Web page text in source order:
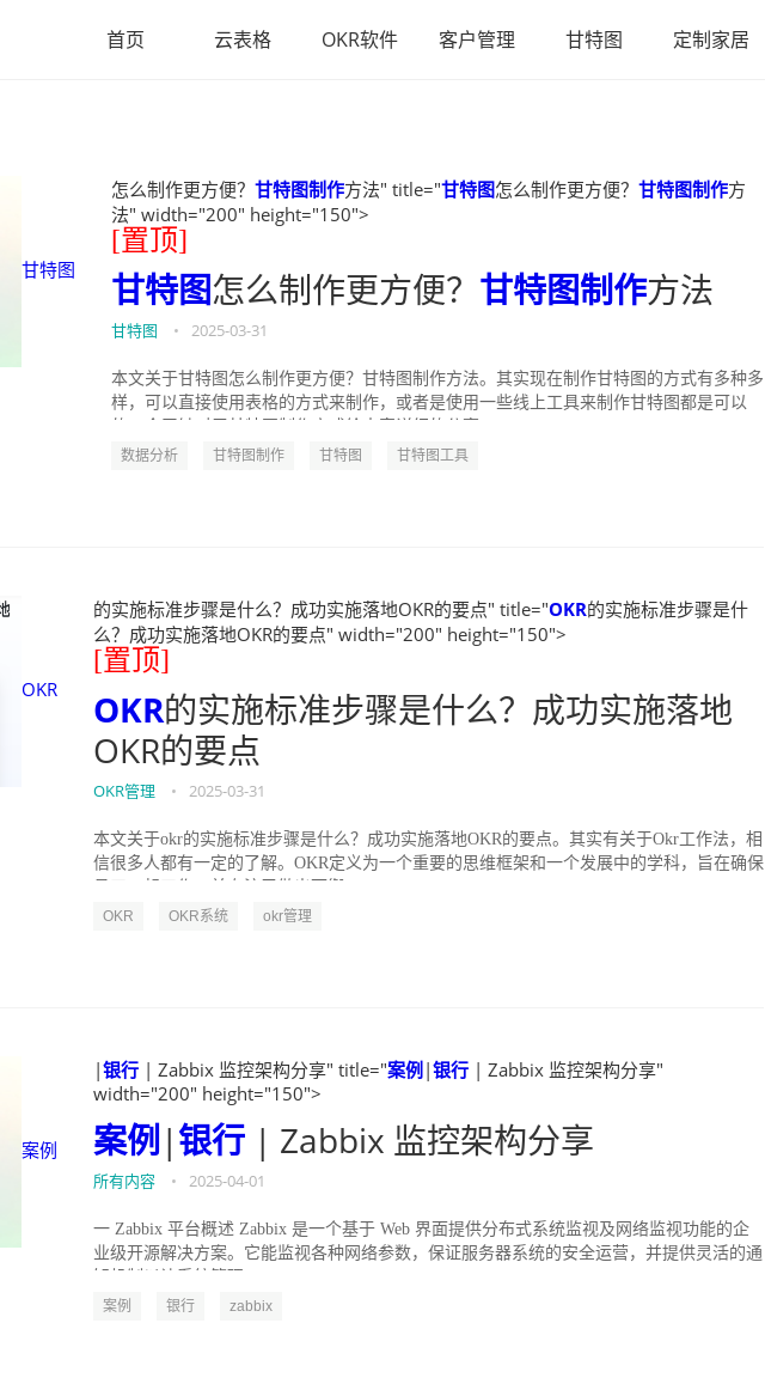
首页 云表格 OKR软件 客户管理 甘特图 定制家居
甘特图
怎么制作更方便？ 甘特图制作方法" title="甘特图怎么制作更方便？ 甘特图制作方
法" width="200" height="150">
[置顶]
甘特图怎么制作更方便？ 甘特图制作方法
甘特图 • 2025-03-31
本文关于甘特图怎么制作更方便？甘特图制作方法。其实现在制作甘特图的方式有多种多
样，可以直接使用表格的方式来制作，或者是使用一些线上工具来制作甘特图都是可以
数据分析 甘特图制作 甘特图 甘特图工具
OKR
的实施标准步骤是什么？成功实施落地OKR的要点" title="OKR的实施标准步骤是什
么？成功实施落地OKR的要点" width="200" height="150">
[置顶]
OKR的实施标准步骤是什么？成功实施落地
OKR的要点
OKR管理 • 2025-03-31
本文关于okr的实施标准步骤是什么？成功实施落地OKR的要点。其实有关于Okr工作法，相
信很多人都有一定的了解。OKR定义为一个重要的思维框架和一个发展中的学科，旨在确保
OKR OKR系统 okr管理
案例
|银行 | Zabbix 监控架构分享" title="案例 |银行 | Zabbix 监控架构分享"
width="200" height="150">
案例 |银行 | Zabbix 监控架构分享
所有内容 • 2025-04-01
一 Zabbix 平台概述 Zabbix 是一个基于 Web 界面提供分布式系统监视及网络监视功能的企
业级开源解决方案。它能监视各种网络参数，保证服务器系统的安全运营，并提供灵活的通
案例 银行 zabbix